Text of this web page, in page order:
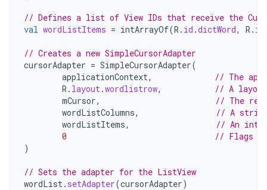
// Defines a list of View IDs that receive the
val wordListItems = intArrayOf(R . id .dictWord, R . id
// Creates a new SimpleCursorAdapter
cursorAdapter = SimpleCursorAdapter(
applicationContext,
// The
R . layout .wordlistrow,
// A
mCursor,
// The
wordListColumns,
// A string
wordListItems,
// An
0
// Flags
)
// Sets the adapter for the ListView
wordList . setAdapter(cursorAdapter)